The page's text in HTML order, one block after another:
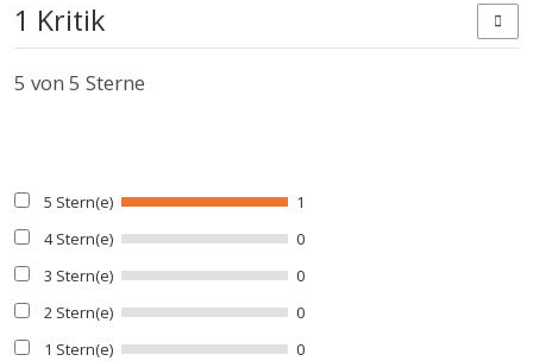
1 Kritik
5 von 5 Sterne
5 Stern(e)
1
4 Stern(e)
0
3 Stern(e)
0
2 Stern(e)
0
1 Stern(e)
0